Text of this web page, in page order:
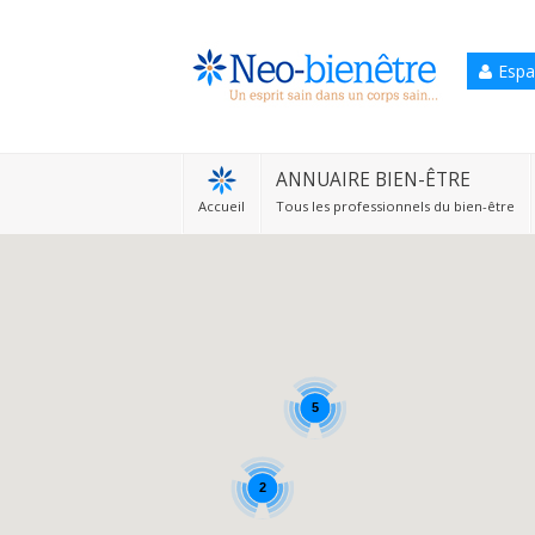
Accueil
ANNUAIRE BIEN-ÊTRE
Tous les professionnels du bien-être
5
2